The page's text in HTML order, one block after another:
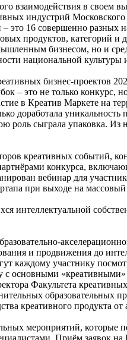
взаимодействия в
индустрий
это 16 совершенно
продуктов, категорий
бизнесом, но и
национальной культуры
бизнес-проектов
– это не только
в Креатив Маркете на
доработала
роль сыграла упаковка.
креативных событий,
конкурса,
вебинар для
при выходе на
интеллектуальной
и продвижения до
каждому участнику
с основными
Факультета
образовательных
креативного продукта
мероприятий,
Приём заявок